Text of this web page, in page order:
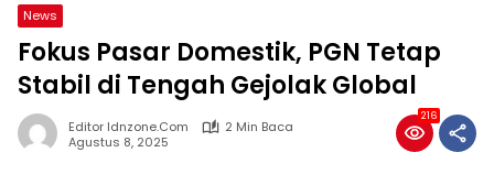
News
Fokus Pasar Domestik, PGN Tetap
Stabil di Tengah Gejolak Global
Editor Idnzone.com
2 Min Baca
Agustus 8, 2025
216